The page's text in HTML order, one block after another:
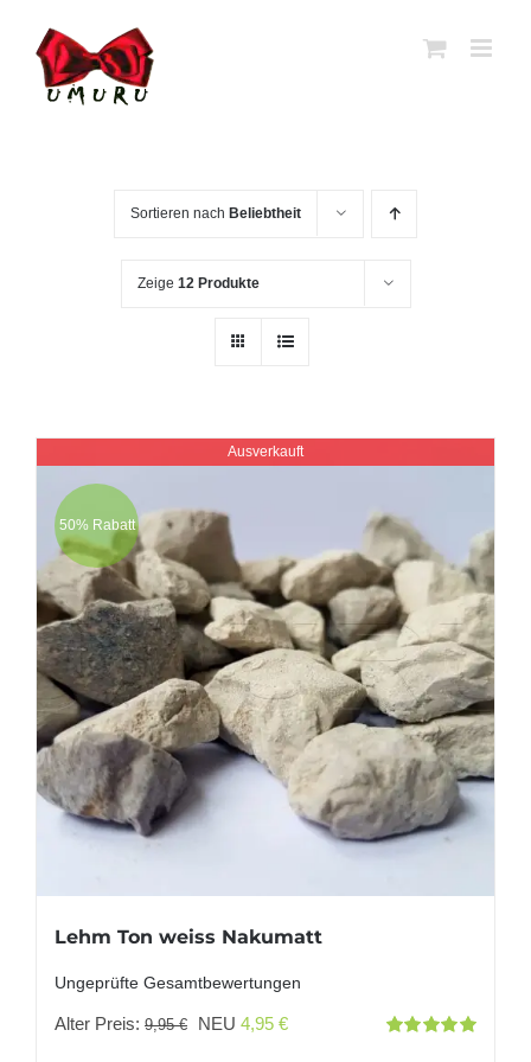
Inhalt
springen
Sortieren nach Beliebtheit
Zeige 12 Produkte
Ausverkauft
50% Rabatt
Lehm Ton weiss Nakumatt
Ungeprüfte Gesamtbewertungen
Alter Preis: 9,95€
Ursprünglicher
NEU 4,95 €Aktueller